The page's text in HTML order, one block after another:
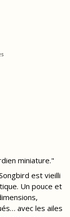
miniature."
est vieilli
Un pouce et
avec les ailes